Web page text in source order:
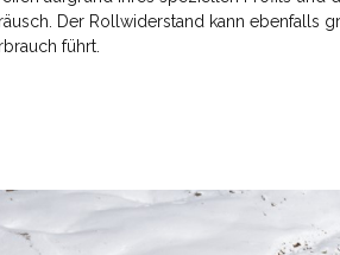
Der Rollwiderstand kann ebenfalls
führt.